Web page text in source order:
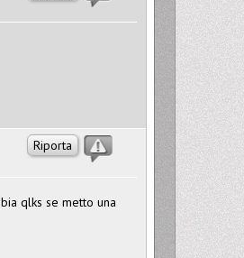
Riporta
qlks se metto una